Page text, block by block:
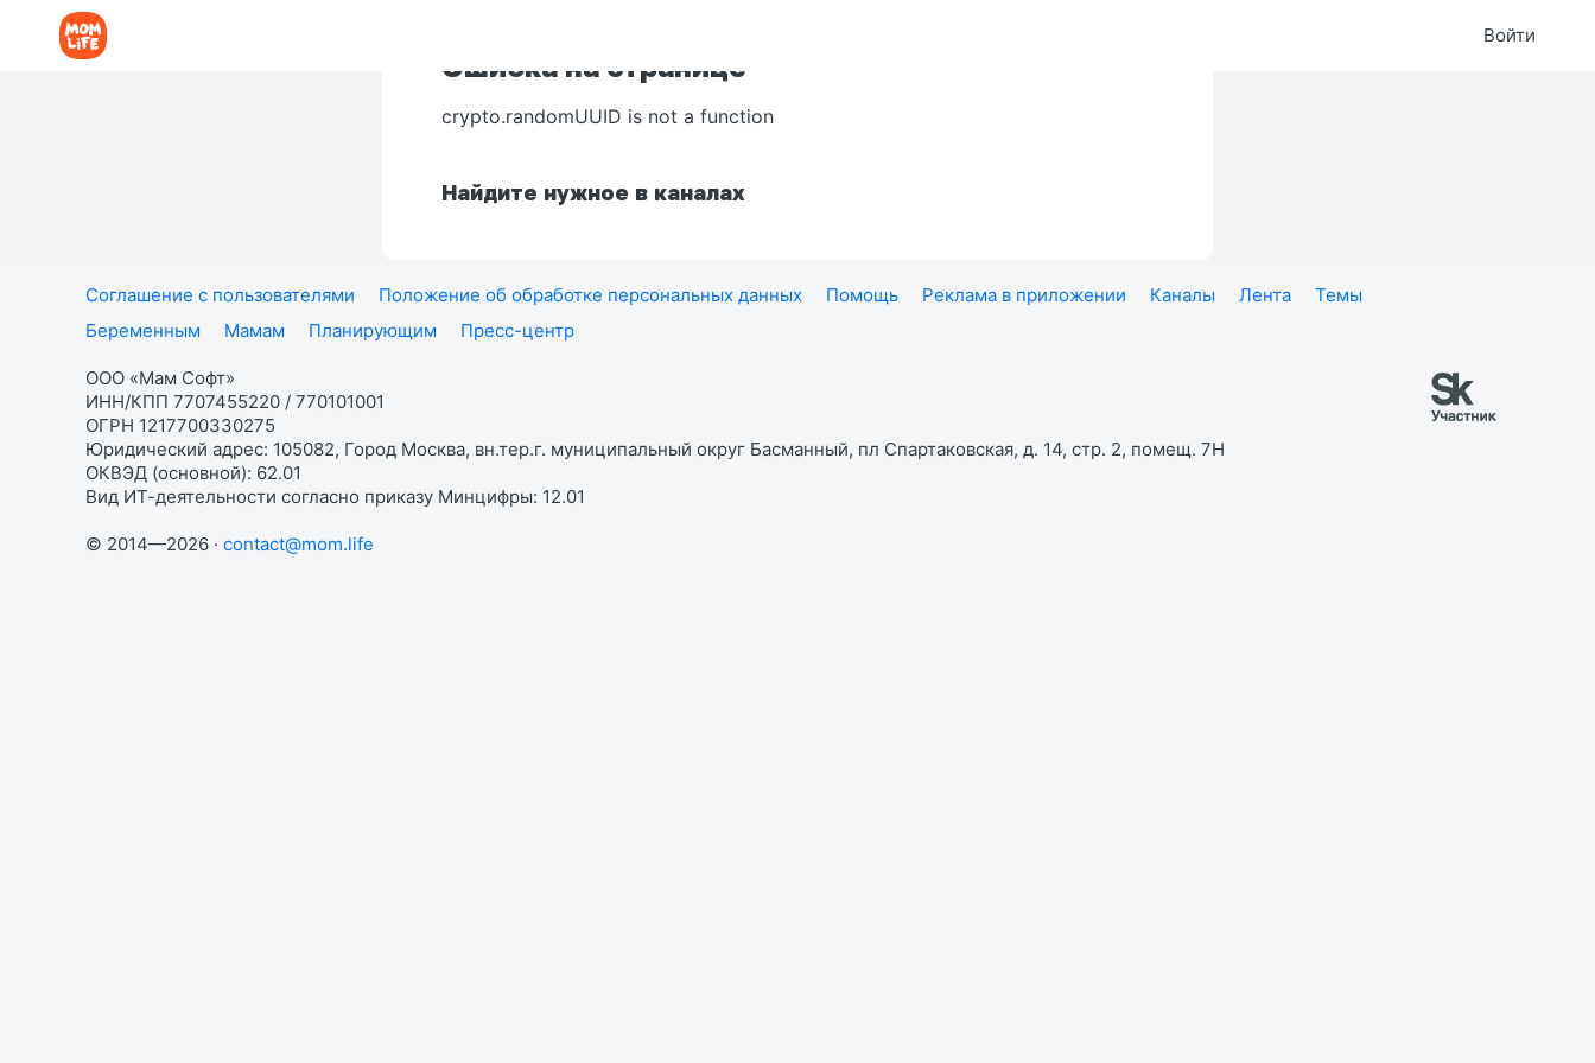
Войти
Ошибка на странице
crypto.randomUUID is not a function
Найдите нужное в каналах
Соглашение с пользователями Положение об обработке персональных данных Помощь Реклама в приложении Каналы Лента
Темы
Беременным
Мамам Планирующим Пресс-центр
ООО «Мам Софт»
ИНН/КПП 7707455220 / 770101001
ОГРН 1217700330275
Юридический адрес: 105082, Город Москва, вн.тер.г. муниципальный округ Басманный, пл Спартаковская, д. 14, стр. 2, помещ. 7Н
ОКВЭД (основной): 62.01
Вид ИТ-деятельности согласно приказу Минцифры: 12.01
© 2014—2026 · contact@mom.life